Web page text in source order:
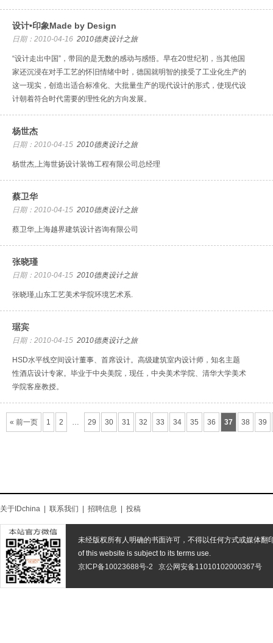
设计•印象Made by Design
日期：2010-04-16 2010德奥设计之旅
“设计走出中国”，带回的是无数的感动与感悟。早在20世纪初，当其他国
家还沉浸在对手工艺的怀旧情绪中时，德国就明智的接受了工业化生产的
这一现实，创造出适合标准化、大批量生产的现代设计的形式，使现代设
计朝着符合时代需要的理性化的方向发展。
杨世杰
日期：2010-04-15 2010德奥设计之旅
杨世杰,上海世扬设计装饰工程有限公司总经理
蔡卫华
日期：2010-04-15 2010德奥设计之旅
蔡卫华,上海越界建筑设计咨询有限公司
张晓瑾
日期：2010-04-15 2010德奥设计之旅
张晓瑾,山东工艺美术学院环境艺术系.
琚宾
日期：2010-04-15 2010德奥设计之旅
HSD水平线空间设计董事、首席设计。高级建筑室内设计师，知名主题
性酒店设计专家。毕业于中央美院，现任，中央美术学院、清华大学美术
学院客座教授。
« 前一页 1 2 … 29 30 31 32 33 34 35 36 37 38 39
关于IDchina 联系我们 招聘信息 投稿
未经版权所有人明确的书面许可，不得以任何方式或媒体翻
of this website is subject to its terms use.
京ICP备10023688号-2
京公网安备11010102000367号